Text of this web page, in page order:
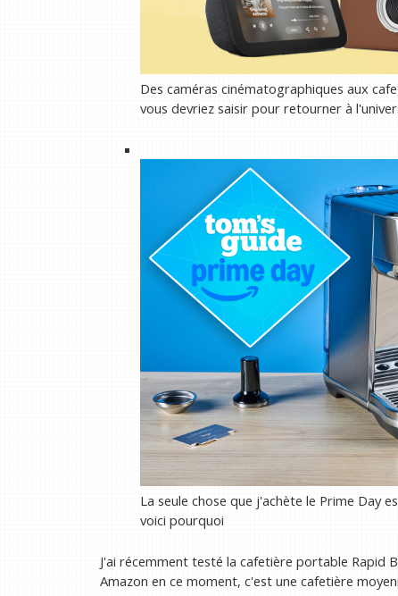
Des caméras cinématographiques aux
vous devriez saisir pour retourner à
La seule chose que j'achète le Prime Day
voici pourquoi
J'ai récemment testé la cafetière portable Rapid
Amazon en ce moment, c'est une cafetière